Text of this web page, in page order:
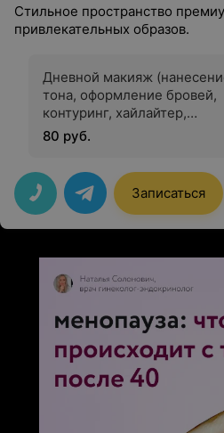
Стильное пространство
привлекательных образов.
Дневной макияж
тона, оформление бровей,
контуринг, хайлайтер,
румяна, легкая проработка
глаз, окрашивание ресниц)
80 руб.
Записаться